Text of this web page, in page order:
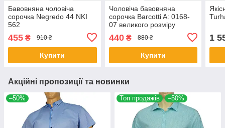
Бавовняна чоловіча
сорочка Negredo 44 NKI
562
455 ₴ 910 ₴
Купити
Чоловіча бавовняна
сорочка Barcotti A: 0168-
07 великого розміру
440₴ 880 ₴
Купити
1
Акційні пропозиції та новинки
–50% Топ продажів –50%